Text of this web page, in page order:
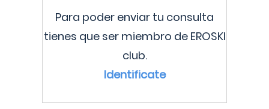
Para poder enviar tu consulta
tienes que ser miembro de EROSKI
club.
Identificate